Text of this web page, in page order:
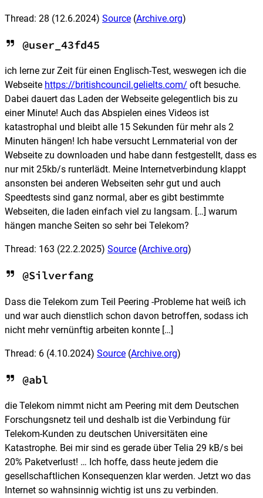
Thread: 28 (12.6.2024) Source (Archive.org)
@user_43fd45
ich lerne zur Zeit für einen Englisch-Test, weswegen ich die
Webseite https://britishcouncil.gelielts.com/ oft besuche.
Dabei dauert das Laden der Webseite gelegentlich bis zu
einer Minute! Auch das Abspielen eines Videos ist
katastrophal und bleibt alle 15 Sekunden für mehr als 2
Minuten hängen! Ich habe versucht Lernmaterial von der
Webseite zu downloaden und habe dann festgestellt, dass es
nur mit 25kb/s runterlädt. Meine Internetverbindung klappt
ansonsten bei anderen Webseiten sehr gut und auch
Speedtests sind ganz normal, aber es gibt bestimmte
Webseiten, die laden einfach viel zu langsam. […] warum
hängen manche Seiten so sehr bei Telekom?
Thread: 163 (22.2.2025) Source (Archive.org)
@Silverfang
Dass die Telekom zum Teil Peering -Probleme hat weiß ich
und war auch dienstlich schon davon betroffen, sodass ich
nicht mehr vernünftig arbeiten konnte […]
Thread: 6 (4.10.2024) Source (Archive.org)
@abl
die Telekom nimmt nicht am Peering mit dem Deutschen
Forschungsnetz teil und deshalb ist die Verbindung für
Telekom-Kunden zu deutschen Universitäten eine
Katastrophe. Bei mir sind es gerade über Telia 29 kB/s bei
20% Paketverlust! … Ich hoffe, dass heute jedem die
gesellschaftlichen Konsequenzen klar werden. Jetzt wo das
Internet so wahnsinnig wichtig ist uns zu verbinden.